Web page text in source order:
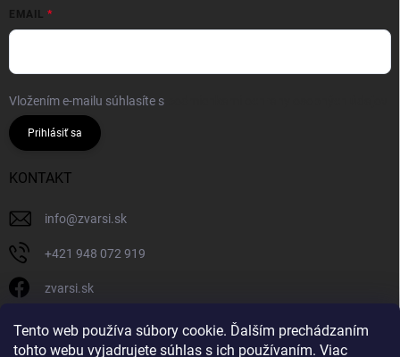
Tento web používa súbory cookie. Ďalším prechádzaním
tohto webu vyjadrujete súhlas s ich používaním. Viac
EMAIL
Vložením e-mailu súhlasíte s
Prihlásiť sa
KONTAKT
info@zvarsi.sk
+421 948 072 919
zvarsi.sk
zvarsi.sk